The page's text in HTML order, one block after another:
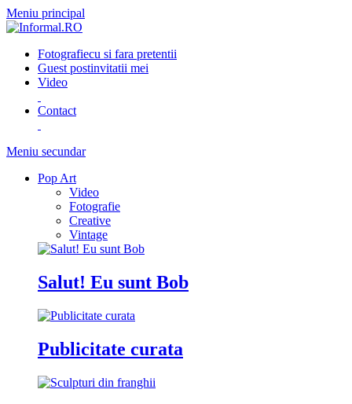
Meniu principal
Fotografiecu si fara pretentii
Guest postinvitatii mei
Video
Contact
Meniu secundar
Pop Art
Video
Fotografie
Creative
Vintage
Salut! Eu sunt Bob
Publicitate curata